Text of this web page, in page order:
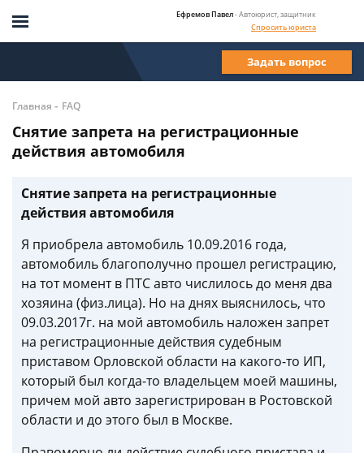
Ефремов Павел- Автоюрист, защитник
Спросить юриста
Задать вопрос
Главная - FAQ
Снятие запрета на регистрационные
действия автомобиля
Снятие запрета на регистрационные
действия автомобиля
Я приобрела автомобиль 10.09.2016 года,
автомобиль благополучно прошел регистрацию,
на тот момент в ПТС авто числилось до меня два
хозяина (физ.лица). Но на днях выяснилось, что
09.03.2017г. на мой автомобиль наложен запрет
на регистрационные действия судебным
приставом Орловской области на какого-то ИП,
который был когда-то владельцем моей машины,
причем мой авто зарегистрирован в Ростовской
области и до этого был в Москве.